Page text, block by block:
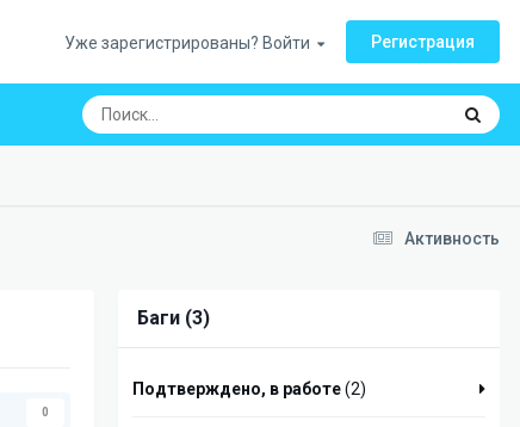
Уже зарегистрированы? Войти Регистрация
Активность
0
Баги (3)
Подтверждено, в работе(2)